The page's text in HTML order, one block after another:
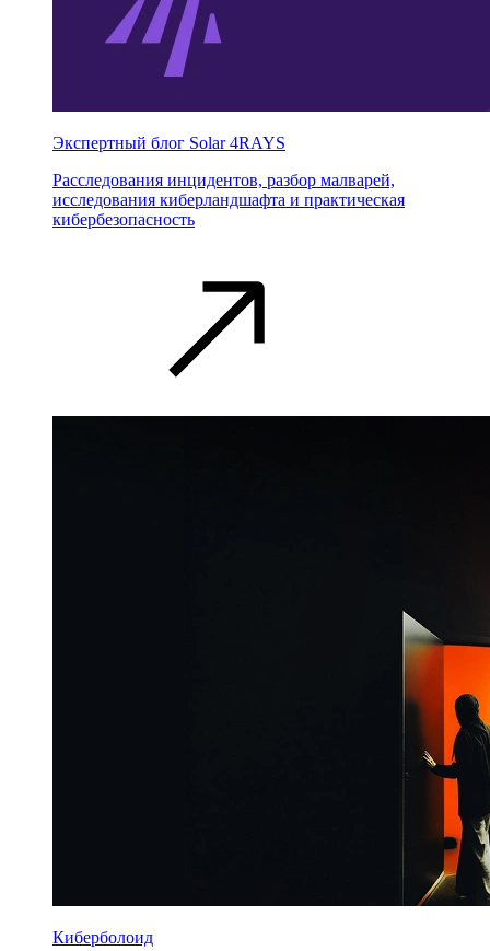
Экспертный блог Solar 4RAYS
Расследования инцидентов, разбор малварей,
исследования киберландшафта и практическая
кибербезопасность
Киберболоид